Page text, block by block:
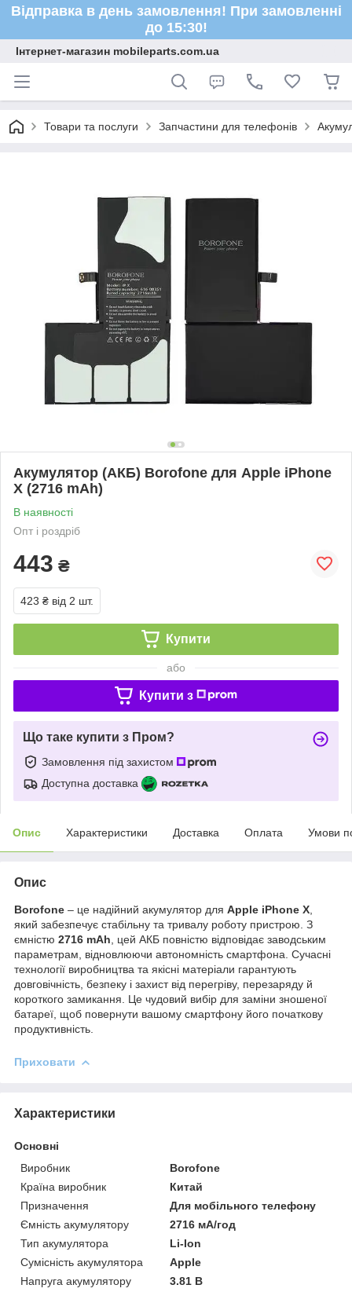
Відправка в день замовлення! При замовленні
до 15:30!
Інтернет-магазин mobileparts.com.ua
Товари та послуги Запчастини для телефонів
Акумулятор (АКБ) Borofone для Apple iPhone
X (2716 mAh)
В наявності
Опт і роздріб
443 ₴
423 ₴ від 2 шт.
Купити
або
Купити з
Що таке купити з Пром?
Замовлення під захистом
Доступна доставка
Опис Характеристики Доставка Оплата Умови
Опис
Borofone – це надійний акумулятор для Apple iPhone X
який забезпечує стабільну та тривалу роботу пристрою. З
ємністю 2716 mAh , цей АКБ повністю відповідає заводським
параметрам, відновлюючи автономність смартфона. Сучасні
технології виробництва та якісні матеріали гарантують
довговічність, безпеку і захист від перегріву, перезаряду й
короткого замикання. Це чудовий вибір для заміни зношеної
батареї, щоб повернути вашому смартфону його початкову
продуктивність.
Приховати
Характеристики
Основні
Виробник
Borofone
Країна виробник
Китай
Призначення
Для мобільного телефону
Ємність акумулятору
2716 мА/год
Тип акумулятора
Li-Ion
Сумісність акумулятора
Apple
Напруга акумулятору
3.81 В